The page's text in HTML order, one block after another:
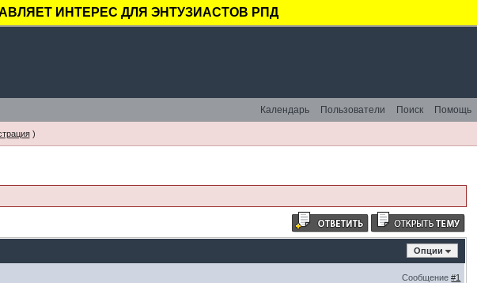
ИНТЕРЕС ДЛЯ ЭНТУЗИАСТОВ РПД
Помощь
Поиск
Пользователи
Календарь
)
Опции
Сообщение#1